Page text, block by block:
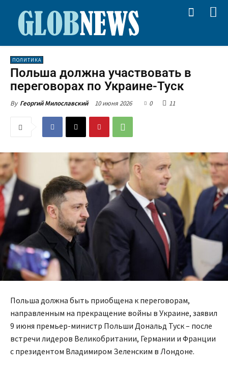
ПОЛИТИКА
Польша должна участвовать в
переговорах по Украине-Туск
By Георгий Милославский 10 июня 2026 0 11
Польша должна быть приобщена к переговорам,
направленным на прекращение войны в Украине, заявил
9 июня премьер-министр Польши Дональд Туск – после
встречи лидеров Великобритании, Германии и Франции
с президентом Владимиром Зеленским в Лондоне.